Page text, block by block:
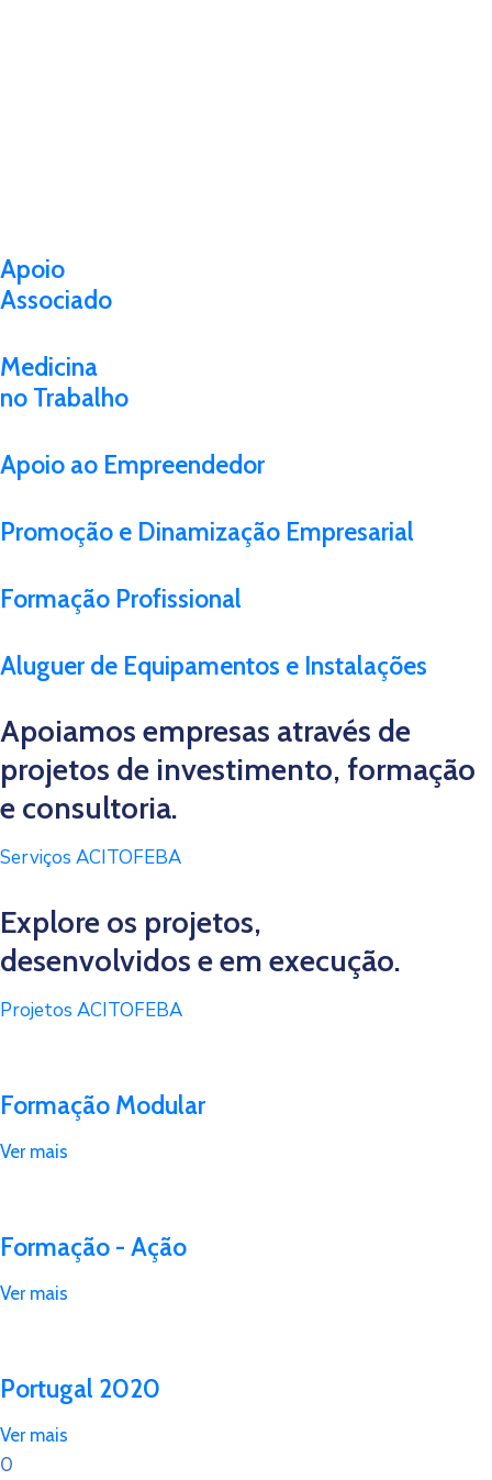
Apoio
Associado
Medicina
no Trabalho
Apoio ao Empreendedor
Promoção e Dinamização Empresarial
Formação Profissional
Aluguer de Equipamentos e Instalações
Apoiamos empresas através de
projetos de investimento, formação
e consultoria.
Serviços ACITOFEBA
Explore os projetos,
desenvolvidos e em execução.
Projetos ACITOFEBA
Formação Modular
Ver mais
Formação - Ação
Ver mais
Portugal 2020
Ver mais
0